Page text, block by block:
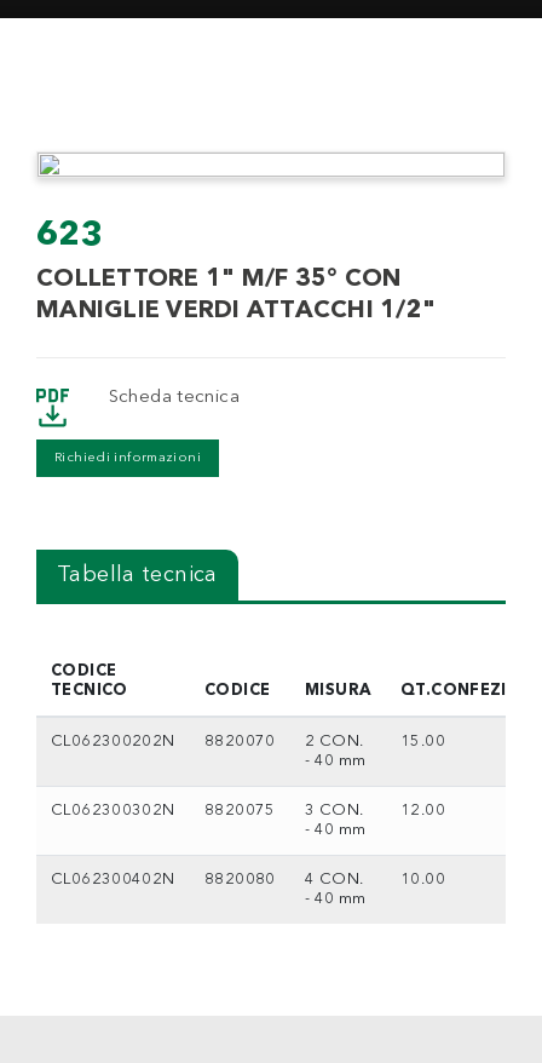
623
COLLETTORE 1" M/F 35° CON
MANIGLIE VERDI ATTACCHI 1/2"
Scheda tecnica
Richiedi informazioni
Tabella tecnica
CODICE
TECNICO
CODICE MISURA
CL062300202N 8820070
2 CON.
- 40 mm
15.00
CL062300302N 8820075
3 CON.
- 40 mm
12.00
CL062300402N 8820080
4 CON.
- 40 mm
10.00